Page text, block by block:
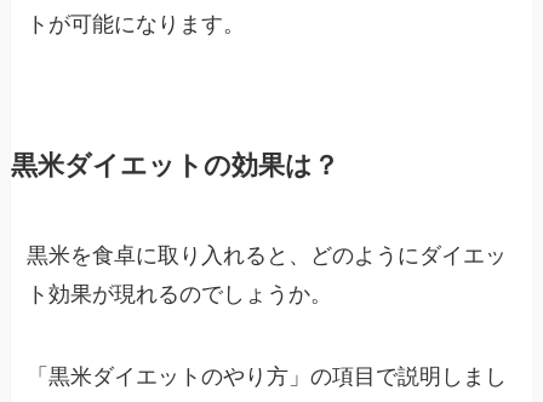
トが可能になります。
黒米ダイエットの効果は？
黒米を食卓に取り入れると、どのようにダイエッ
ト効果が現れるのでしょうか。
「黒米ダイエットのやり方」の項目で説明しまし